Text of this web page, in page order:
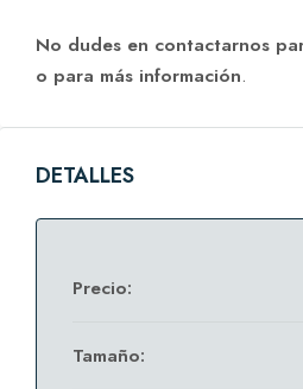
No dudes en contactarnos
o para más información.
DETALLES
Precio:
Tamaño: